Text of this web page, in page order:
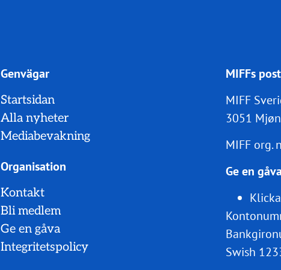
Genvägar
Startsidan
Alla nyheter
Mediabevakning
Organisation
Kontakt
Bli medlem
Ge en gåva
Integritetspolicy
MIFFs
MIFF
3051
MIFF org.
Ge en gåva
Swish